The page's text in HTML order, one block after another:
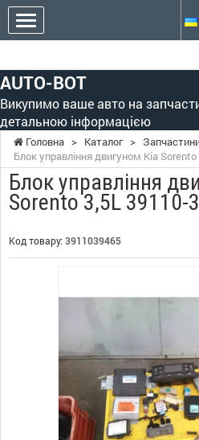
AUTO-BOT
Викупимо ваше авто на
детальною інформацією
Головна > Каталог >
Блок управління двигуном Kia
Блок управління
Sorento 3,5L 39110-
Код товару: 3911039465